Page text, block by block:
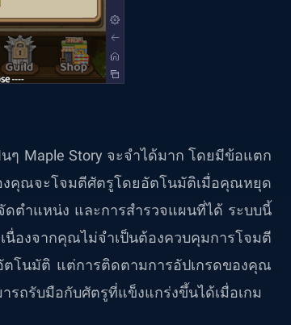
ๆ Maple Story จะจำได้มาก โดยมีข้อแตก
คุณจะโจมตีศัตรูโดยอัตโนมัติเมื่อคุณหยุด
ตำแหน่ง และการสำรวจแผนที่ได้ ระบบนี้
นื่องจากคุณไม่จำเป็นต้องควบคุมการโจมตี
ตโนมัติ แต่การติดตามการอัปเกรดของคุณ
ถรับมือกับศัตรูที่แข็งแกร่งขึ้นได้เมื่อเกม